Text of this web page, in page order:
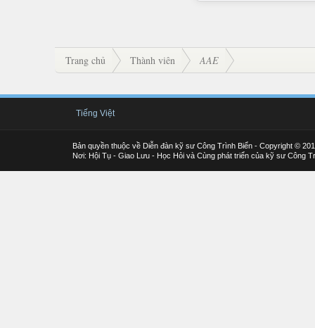
Trang chủ Thành viên AAE
Tiếng Việt
Bản quyền thuộc về Diễn đàn kỹ sư Công Trình Biển - Copyright ©
Nơi: Hội Tụ - Giao Lưu - Học Hỏi và Cùng phát triển của kỹ sư Công